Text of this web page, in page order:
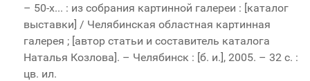
– 50-х... : из собрания картинной галереи : [каталог
выставки] / Челябинская областная картинная
галерея ; [автор статьи и составитель каталога
Наталья Козлова]. – Челябинск : [б. и.], 2005. – 32 с. :
цв. ил.